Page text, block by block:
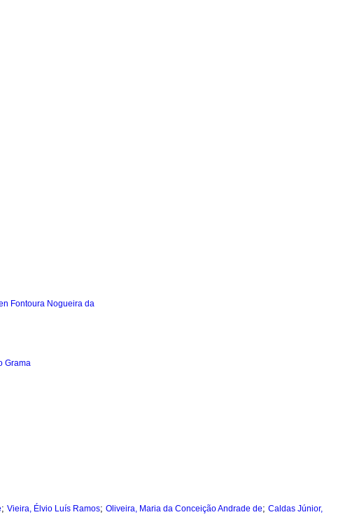
Fontoura Nogueira da
Grama
; Vieira, Élvio Luís Ramos; Oliveira, Maria da Conceição Andrade de; Caldas Júnior,